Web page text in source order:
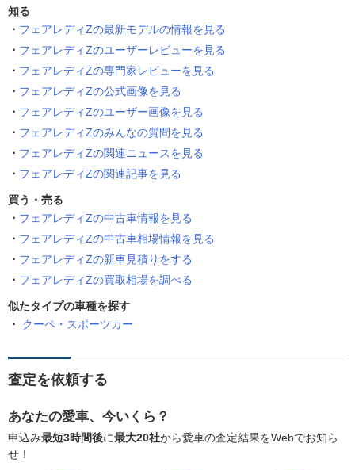
知る
フェアレディZの最新モデルの情報を見る
フェアレディZのユーザーレビューを見る
フェアレディZの専門家レビューを見る
フェアレディZの公式画像を見る
フェアレディZのユーザー画像を見る
フェアレディZのみんなの質問を見る
フェアレディZの関連ニュースを見る
フェアレディZの関連記事を見る
買う・売る
フェアレディZの中古車情報を見る
フェアレディZの中古車相場情報を見る
フェアレディZの新車見積りをする
フェアレディZの買取相場を調べる
似たタイプの車種を探す
クーペ・スポーツカー
査定を依頼する
あなたの愛車、今いくら？
申込み最短3時間後に最大20社から愛車の査定結果をWebでお知ら
せ！